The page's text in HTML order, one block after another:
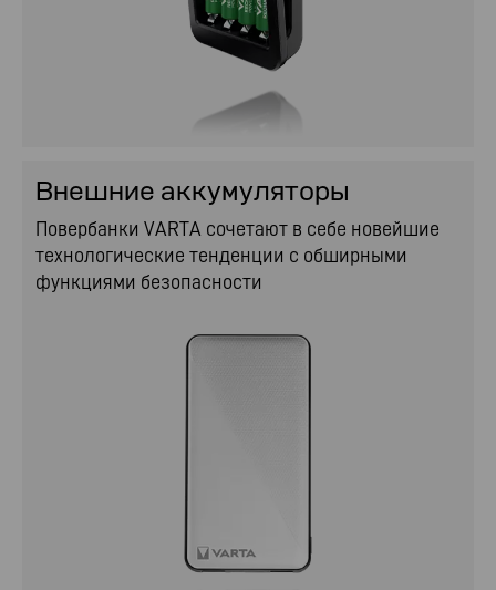
Внешние аккумуляторы
Повербанки VARTA сочетают в себе новейшие
технологические тенденции с обширными
функциями безопасности